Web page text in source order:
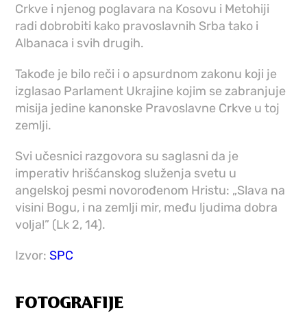
Crkve i njenog poglavara na Kosovu i Metohiji
radi dobrobiti kako pravoslavnih Srba tako i
Albanaca i svih drugih.
Takođe je bilo reči i o apsurdnom zakonu koji je
izglasao Parlament Ukrajine kojim se zabranjuje
misija jedine kanonske Pravoslavne Crkve u toj
zemlji.
Svi učesnici razgovora su saglasni da je
imperativ hrišćanskog služenja svetu u
angelskoj pesmi novorođenom Hristu: „Slava na
visini Bogu, i na zemlji mir, među ljudima dobra
volja!” (Lk 2, 14).
Izvor:SPC
FOTOGRAFIJE